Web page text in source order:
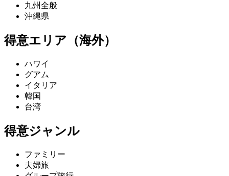
九州全般
沖縄県
得意エリア（海外）
ハワイ
グアム
イタリア
韓国
台湾
得意ジャンル
ファミリー
夫婦旅